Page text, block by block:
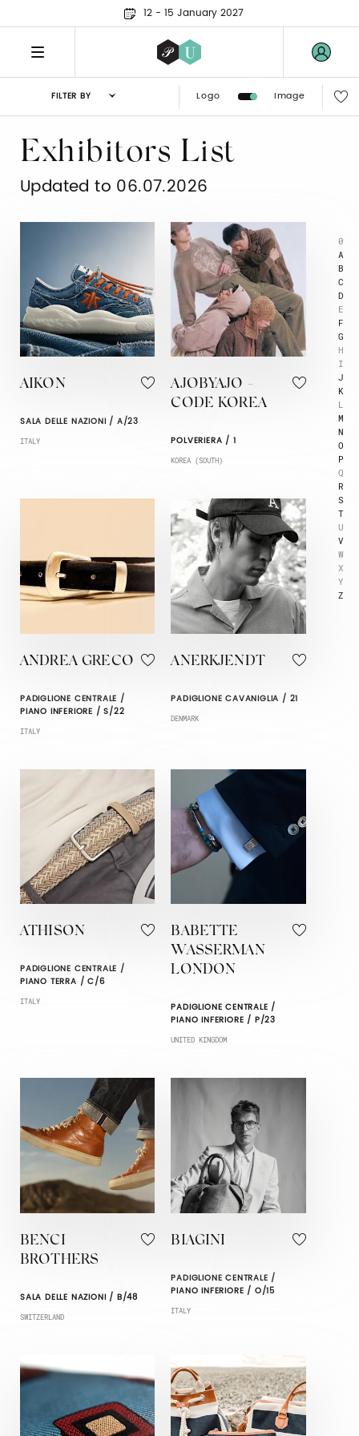
12 - 15 January 2027
FILTER BY Logo Image
0
A
B
C
D
E
F
G
H
I
J
K
L
M
N
O
P
Q
R
S
T
U
V
W
X
Y
Z
Exhibitors List
Updated to 06.07.2026
AIKON
SALA DELLE NAZIONI / A/23
ITALY
AJOBYAJO -
CODE KOREA
POLVERIERA / 1
KOREA (SOUTH)
ANDREA GRECO
PADIGLIONE CENTRALE /
PIANO INFERIORE / S/22
ITALY
ANERKJENDT
PADIGLIONE CAVANIGLIA / 21
DENMARK
ATHISON
PADIGLIONE CENTRALE /
PIANO TERRA / C/6
ITALY
BABETTE
WASSERMAN
LONDON
PADIGLIONE CENTRALE /
PIANO INFERIORE / P/23
UNITED KINGDOM
BENCI
BROTHERS
SALA DELLE NAZIONI / B/48
SWITZERLAND
BIAGINI
PADIGLIONE CENTRALE /
PIANO INFERIORE / O/15
ITALY